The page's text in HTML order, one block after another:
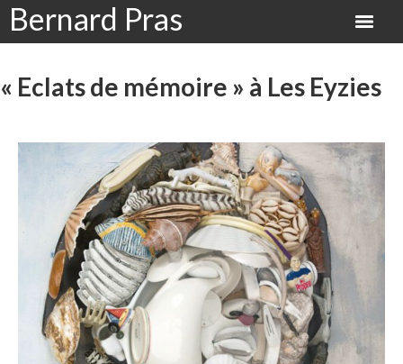
Bernard Pras
« Eclats de mémoire » à Les Eyzies